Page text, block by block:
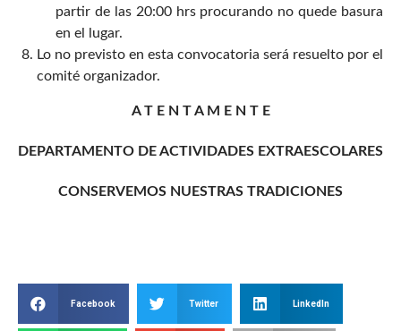
partir de las 20:00 hrs procurando no quede basura
en el lugar.
Lo no previsto en esta convocatoria será resuelto por el
comité organizador.
A T E N T A M E N T E
DEPARTAMENTO DE ACTIVIDADES EXTRAESCOLARES
CONSERVEMOS NUESTRAS TRADICIONES
Facebook Twitter LinkedIn